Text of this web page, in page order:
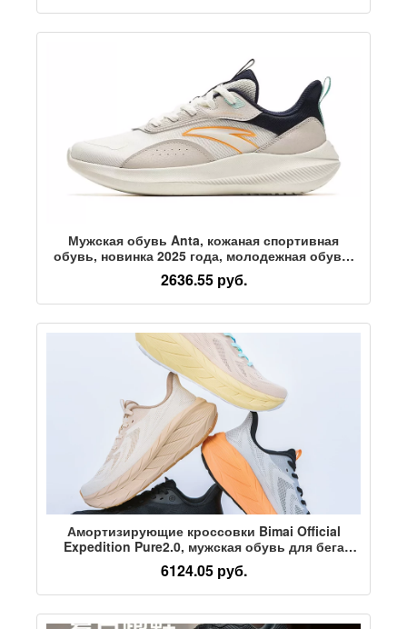
Мужская обувь Anta, кожаная спортивная
обувь, новинка 2025 года, молодежная обувь,
водонепроницаемые кроссовки, мужская
повседневная обувь, кроссовки для бега
2636.55 руб.
Амортизирующие кроссовки Bimai Official
Expedition Pure2.0, мужская обувь для бега
трусцой в пригородах, женская дышащая
повседневная спортивная обувь
6124.05 руб.